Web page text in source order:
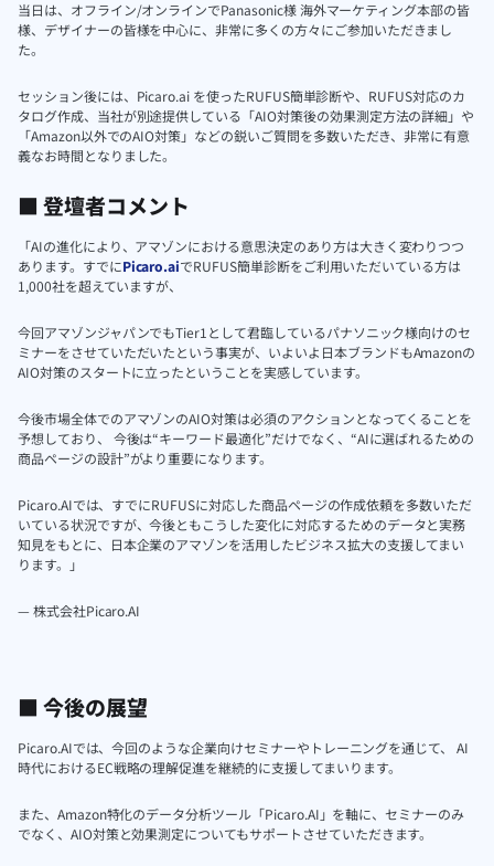
当日は、オフライン/オンラインでPanasonic様 海外マーケティング本部の皆
様、デザイナーの皆様を中心に、非常に多くの方々にご参加いただきまし
た。
セッション後には、Picaro.ai を使ったRUFUS簡単診断や、RUFUS対応のカ
タログ作成、当社が別途提供している「AIO対策後の効果測定方法の詳細」や
「Amazon以外でのAIO対策」などの鋭いご質問を多数いただき、非常に有意
義なお時間となりました。
■ 登壇者コメント
「AIの進化により、アマゾンにおける意思決定のあり方は大きく変わりつつ
あります。すでにPicaro.aiでRUFUS簡単診断をご利用いただいている方は
1,000社を超えていますが、
今回アマゾンジャパンでもTier1として君臨しているパナソニック様向けのセ
ミナーをさせていただいたという事実が、いよいよ日本ブランドもAmazonの
AIO対策のスタートに立ったということを実感しています。
今後市場全体でのアマゾンのAIO対策は必須のアクションとなってくることを
予想しており、 今後は“キーワード最適化”だけでなく、“AIに選ばれるための
商品ページの設計”がより重要になります。
Picaro.AIでは、すでにRUFUSに対応した商品ページの作成依頼を多数いただ
いている状況ですが、今後ともこうした変化に対応するためのデータと実務
知見をもとに、日本企業のアマゾンを活用したビジネス拡大の支援してまい
ります。」
— 株式会社Picaro.AI
■ 今後の展望
Picaro.AIでは、今回のような企業向けセミナーやトレーニングを通じて、 AI
時代におけるEC戦略の理解促進を継続的に支援してまいります。
また、Amazon特化のデータ分析ツール「Picaro.AI」を軸に、セミナーのみ
でなく、AIO対策と効果測定についてもサポートさせていただきます。